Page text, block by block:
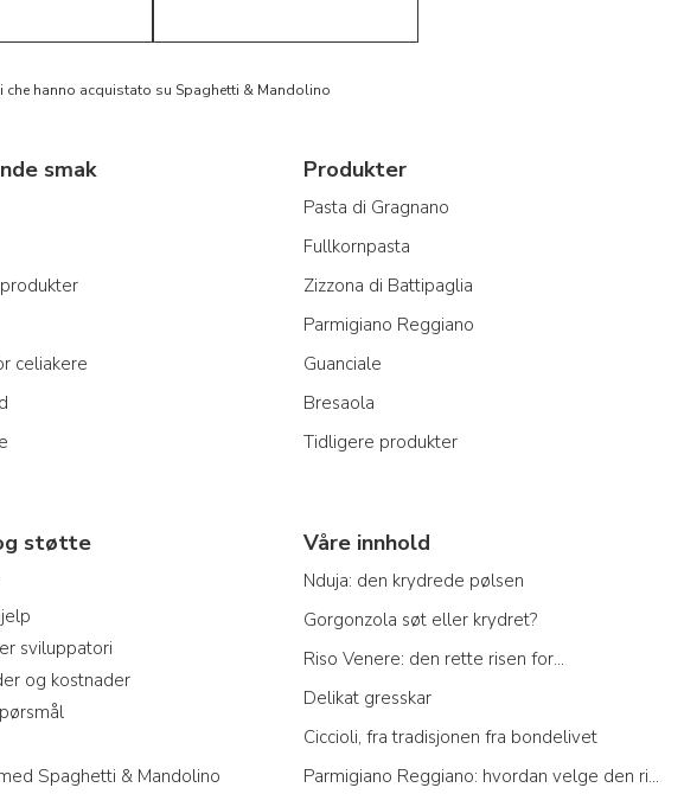
che hanno acquistato su Spaghetti & Mandolino
smak
celiakere
Produkter
Pasta di Gragnano
Fullkornpasta
Zizzona di Battipaglia
Parmigiano Reggiano
Guanciale
Bresaola
Tidligere produkter
støtte
sviluppatori
og kostnader
Spaghetti & Mandolino
Våre innhold
Nduja: den krydrede pølsen
Gorgonzola søt eller krydret?
Riso Venere: den rette risen for...
Delikat gresskar
Ciccioli, fra tradisjonen fra bondelivet
Parmigiano Reggiano: hvordan velge den riktige